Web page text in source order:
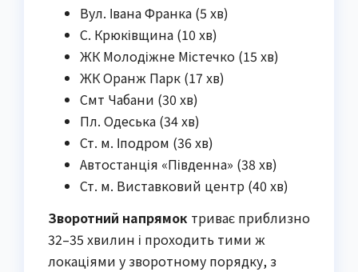
Вул. Івана Франка (5 хв)
С. Крюківщина (10 хв)
ЖК Молодіжне Містечко (15 хв)
ЖК Оранж Парк (17 хв)
Смт Чабани (30 хв)
Пл. Одеська (34 хв)
Ст. м. Іподром (36 хв)
Автостанція «Південна» (38 хв)
Ст. м. Виставковий центр (40 хв)
Зворотний напрямок триває приблизно
32–35 хвилин і проходить тими ж
локаціями у зворотному порядку, з